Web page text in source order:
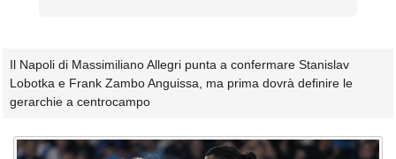
Il Napoli di Massimiliano Allegri punta a confermare Stanislav
Lobotka e Frank Zambo Anguissa, ma prima dovrà definire le
gerarchie a centrocampo